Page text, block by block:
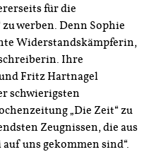
für die
werben. Denn Sophie
Widerstandskämpferin,
Ihre
Fritz Hartnagel
schwierigsten
„Die Zeit“ zu
Zeugnissen, die aus
uns gekommen sind“.